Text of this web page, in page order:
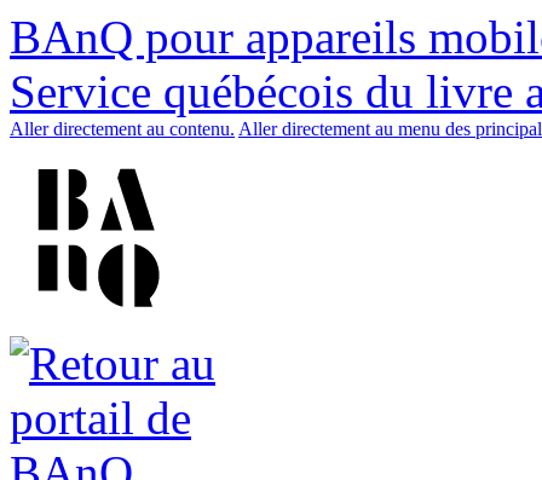
BAnQ pour appareils
Service québécois du livre
Aller directement au contenu. Aller directement au menu des